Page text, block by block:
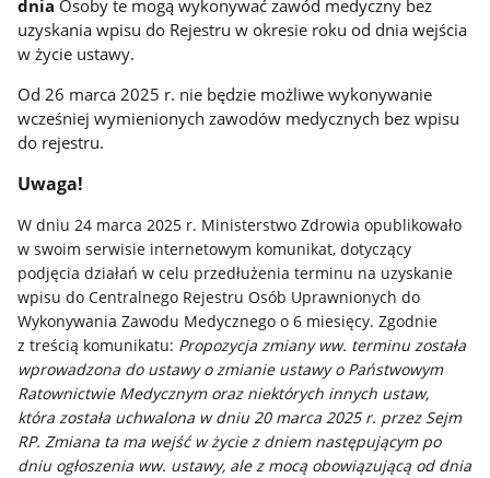
dnia Osoby te mogą wykonywać zawód medyczny bez
uzyskania wpisu do Rejestru w okresie roku od dnia wejścia
w życie ustawy.
Od 26 marca 2025 r. nie będzie możliwe wykonywanie
wcześniej wymienionych zawodów medycznych bez wpisu
do rejestru.
Uwaga!
W dniu 24 marca 2025 r. Ministerstwo Zdrowia opublikowało
w swoim serwisie internetowym komunikat,dotyczący
podjęcia działań w celu przedłużenia terminu na uzyskanie
wpisu do Centralnego Rejestru Osób Uprawnionych do
Wykonywania Zawodu Medycznego o 6 miesięcy. Zgodnie
z treścią komunikatu: Propozycja zmiany ww. terminu została
wprowadzona do ustawy o zmianie ustawy o Państwowym
Ratownictwie Medycznym oraz niektórych innych ustaw,
którazostała uchwalona w dniu 20 marca 2025 r. przez Sejm
RP. Zmiana ta ma wejść w życiez dniem następującym po
dniu ogłoszenia ww. ustawy, ale z mocą obowiązującą od dnia